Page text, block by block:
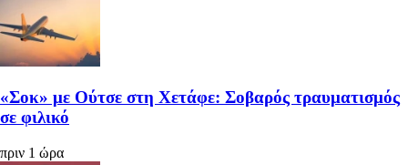
«Σοκ» με Ούτσε στη Χετάφε: Σοβαρός τραυματισμός
σε φιλικό
πριν 1 ώρα